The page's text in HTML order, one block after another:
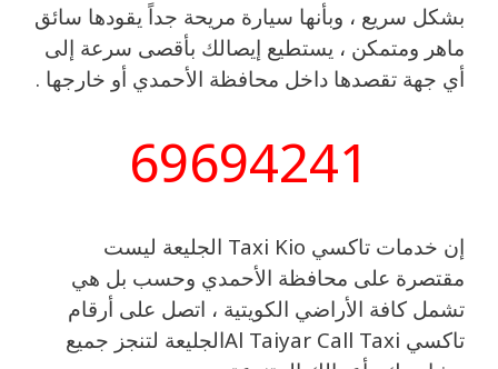
بشكل سريع ، وبأنها سيارة مريحة جداً يقودها سائق
ماهر ومتمكن ، يستطيع إيصالك بأقصى سرعة إلى
أي جهة تقصدها داخل محافظة الأحمدي أو خارجها .
69694241
إن خدمات تاكسي Taxi Kio الجليعة ليست
مقتصرة على محافظة الأحمدي وحسب بل هي
تشمل كافة الأراضي الكويتية ، اتصل على أرقام
تاكسي Al Taiyar Call Taxiالجليعة لتنجز جميع